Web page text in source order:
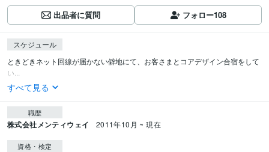
出品者に質問 フォロー108
スケジュール
ときどきネット回線が届かない僻地にて、お客さまとコアデザイン合宿をして
い...
すべて見る
職歴
株式会社メンティウェイ 2011年10月 ~ 現在
資格・検定